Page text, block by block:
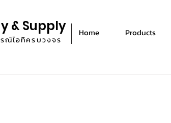
& Supply
ณ์ไอทีครบวงจร
Home Products